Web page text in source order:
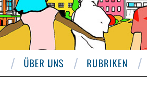
ÜBER UNS RUBRIKEN